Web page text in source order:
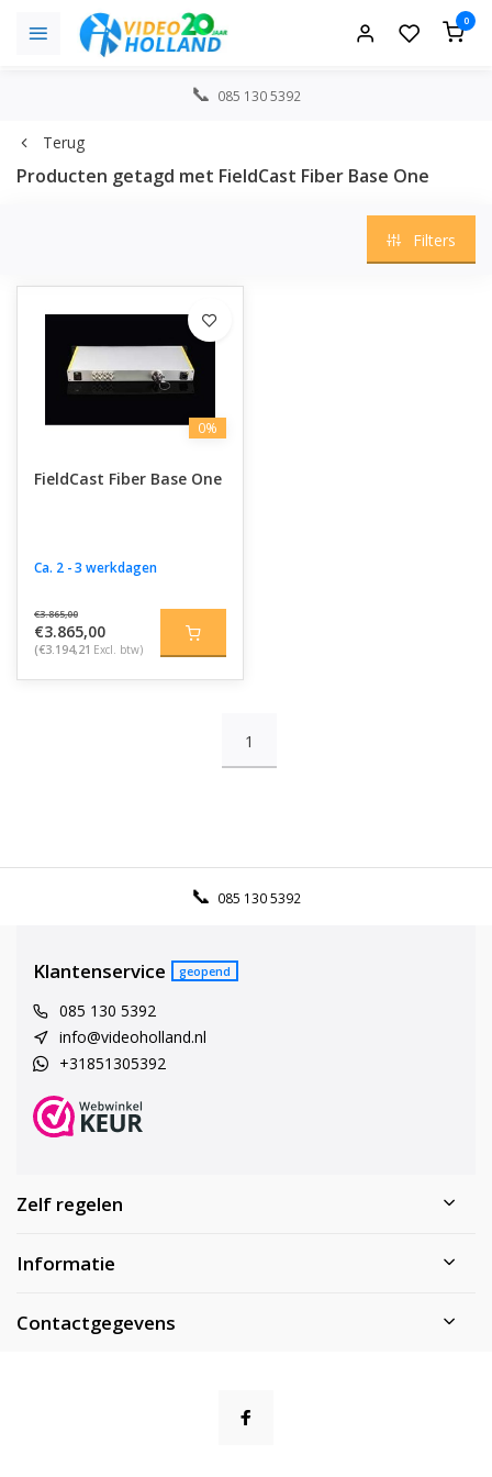
0
085 130 5392
Terug
Producten getagd met FieldCast Fiber Base One
Filters
0%
FieldCast Fiber Base One
Ca. 2 - 3 werkdagen
€3.865,00
€3.865,00
(€3.194,21 Excl. btw)
1
085 130 5392
Klantenservice geopend
085 130 5392
info@videoholland.nl
+31851305392
Zelf regelen
Informatie
Contactgegevens